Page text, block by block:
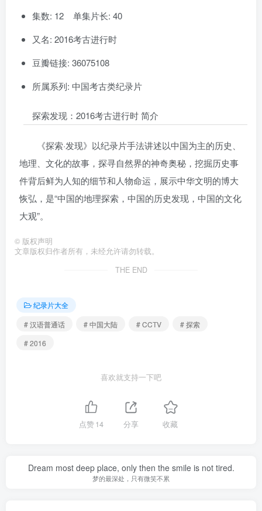
集数: 12 单集片长: 40
又名: 2016考古进行时
豆瓣链接: 36075108
所属系列: 中国考古类纪录片
探索发现：2016考古进行时 简介
《探索·发现》以纪录片手法讲述以中国为主的历史、
地理、文化的故事，探寻自然界的神奇奥秘，挖掘历史事
件背后鲜为人知的细节和人物命运，展示中华文明的博大
恢弘，是“中国的地理探索，中国的历史发现，中国的文化
大观”。
© 版权声明
文章版权归作者所有，未经允许请勿转载。
THE END
纪录片大全
# 汉语普通话
# 中国大陆 # CCTV
# 探索
# 2016
喜欢就支持一下吧
点赞14 分享 收藏
Dream most deep place, only then the smile is not tired.
梦的最深处，只有微笑不累